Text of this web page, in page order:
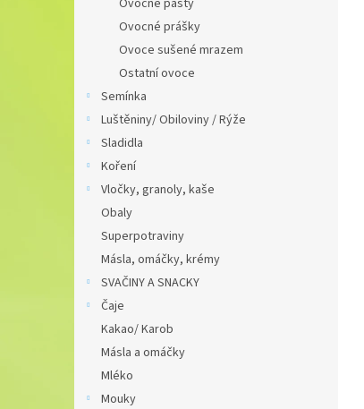
Ovocné pasty
Ovocné prášky
Ovoce sušené mrazem
Ostatní ovoce
Semínka
Luštěniny/ Obiloviny / Rýže
Sladidla
Koření
Vločky, granoly, kaše
Obaly
Superpotraviny
Másla, omáčky, krémy
SVAČINY A SNACKY
Čaje
Kakao/ Karob
Másla a omáčky
Mléko
Mouky